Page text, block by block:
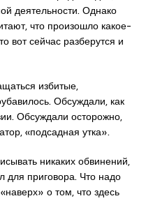
деятельности. Однако
что произошло какое-
вот сейчас разберутся и
избитые,
Обсуждали, как
Обсуждали осторожно,
«подсадная утка».
никаких обвинений,
для приговора. Что надо
о том, что здесь